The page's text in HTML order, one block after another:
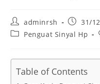
Post
author:
adminrsh
Post31/
PostPenguat Sinyal Hp
Table of Contents